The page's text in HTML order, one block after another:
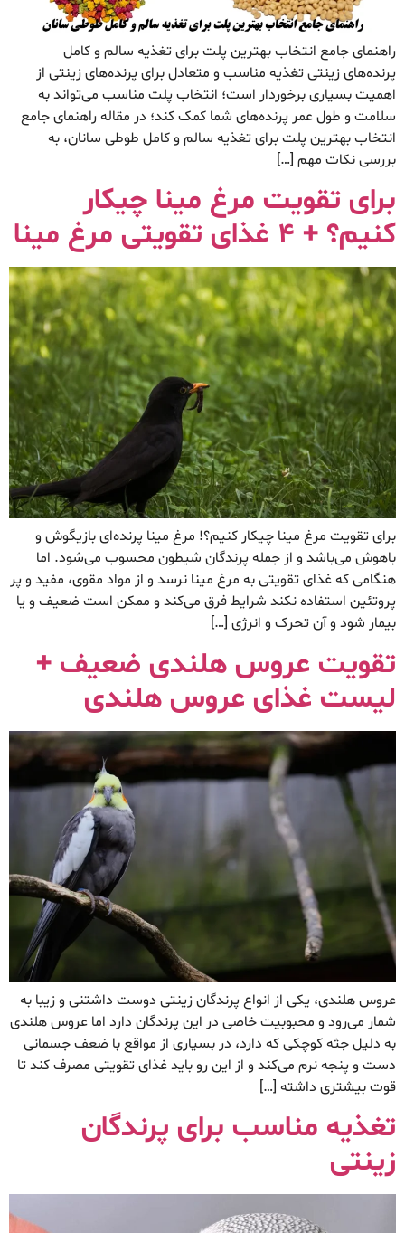
راهنمای جامع انتخاب بهترین پلت برای تغذیه سالم و کامل
پرنده‌های زینتی تغذیه مناسب و متعادل برای پرنده‌های زینتی از
اهمیت بسیاری برخوردار است؛ انتخاب پلت مناسب می‌تواند به
سلامت و طول عمر پرنده‌های شما کمک کند؛ در مقاله راهنمای جامع
انتخاب بهترین پلت برای تغذیه سالم و کامل طوطی سانان، به
بررسی نکات مهم […]
برای تقویت مرغ مینا چیکار
کنیم؟ + ۴ غذای تقویتی مرغ مینا
برای تقویت مرغ مینا چیکار کنیم؟! مرغ مینا پرنده‌ای بازیگوش و
باهوش می‌باشد و از جمله پرندگان شیطون محسوب می‌شود. اما
هنگامی که غذای تقویتی به مرغ مینا نرسد و از مواد مقوی، مفید و پر
پروتئین استفاده نکند شرایط فرق می‌کند و ممکن است ضعیف و یا
بیمار شود و آن تحرک و انرژی […]
تقویت عروس هلندی ضعیف +
لیست غذای عروس هلندی
عروس هلندی، یکی از انواع پرندگان زینتی دوست داشتنی و زیبا به
شمار می‌رود و محبوبیت خاصی در این پرندگان دارد اما عروس هلندی
به دلیل جثه کوچکی که دارد، در بسیاری از مواقع با ضعف جسمانی
دست و پنجه نرم می‌کند و از این رو باید غذای تقویتی مصرف کند تا
قوت بیشتری داشته […]
تغذیه مناسب برای پرندگان
زینتی